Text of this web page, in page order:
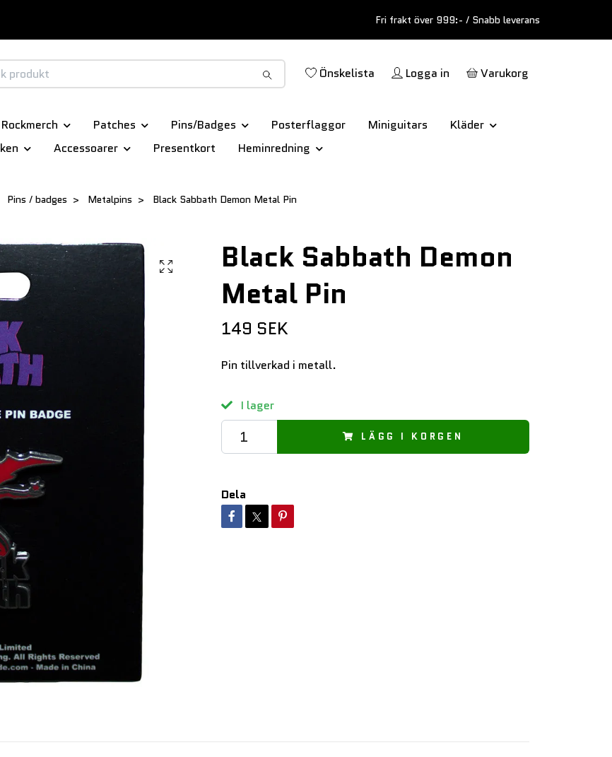
Fri frakt över 999:- / Snabb leverans
Önskelista Logga in Varukorg
Rockmerch Patches Pins/Badges Posterflaggor Miniguitars
Kläder
Accessoarer Presentkort Heminredning
Pins / badges Metalpins Black Sabbath Demon Metal Pin
Black Sabbath Demon
Metal Pin
149 SEK
Pin tillverkad i metall.
I lager
LÄGG I KORGEN
Dela